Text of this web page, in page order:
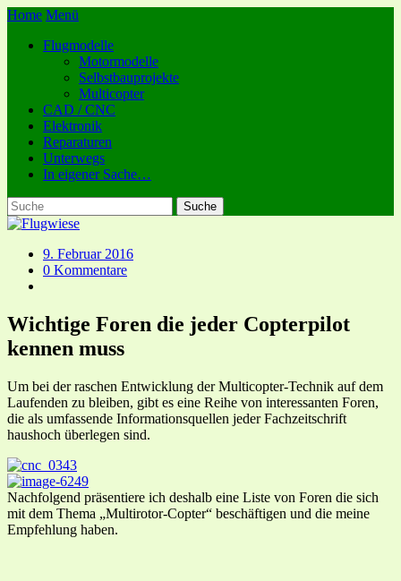
Home Menü
Flugmodelle
Motormodelle
Selbstbauprojekte
Multicopter
CAD / CNC
Elektronik
Reparaturen
Unterwegs
In eigener Sache…
9. Februar 2016
0 Kommentare
Wichtige Foren die jeder Copterpilot
kennen muss
Um bei der raschen Entwicklung der Multicopter-Technik auf dem
Laufenden zu bleiben, gibt es eine Reihe von interessanten Foren,
die als umfassende Informationsquellen jeder Fachzeitschrift
haushoch überlegen sind.
Nachfolgend präsentiere ich deshalb eine Liste von Foren die sich
mit dem Thema „Multirotor-Copter“ beschäftigen und die meine
Empfehlung haben.